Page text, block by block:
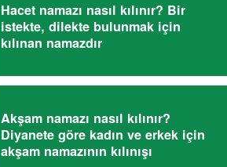
Hacet namazı nasıl kılınır? Bir
istekte, dilekte bulunmak için
kılınan namazdır
Akşam namazı nasıl kılınır?
Diyanete göre kadın ve erkek için
akşam namazının kılınışı